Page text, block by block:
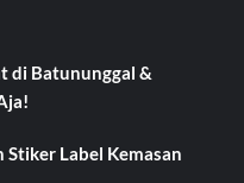
di Batununggal &
Label Kemasan